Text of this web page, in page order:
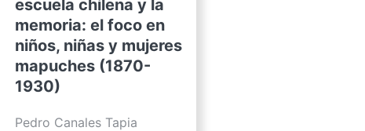
escuela chilena y la
memoria: el foco en
niños, niñas y mujeres
mapuches (1870-
1930)
Pedro Canales Tapia